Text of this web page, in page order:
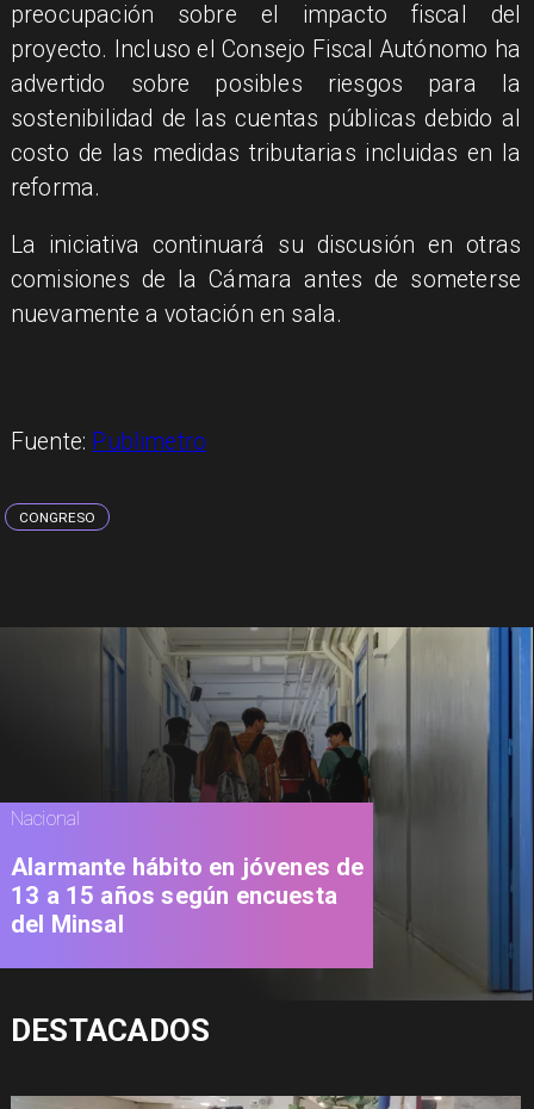
preocupación sobre el impacto fiscal del
proyecto. Incluso el Consejo Fiscal Autónomo ha
advertido sobre posibles riesgos para la
sostenibilidad de las cuentas públicas debido al
costo de las medidas tributarias incluidas en la
reforma.
La iniciativa continuará su discusión en otras
comisiones de la Cámara antes de someterse
nuevamente a votación en sala.
Fuente: Publimetro
CONGRESO
Nacional
Alarmante hábito en jóvenes de
13 a 15 años según encuesta
del Minsal
DESTACADOS